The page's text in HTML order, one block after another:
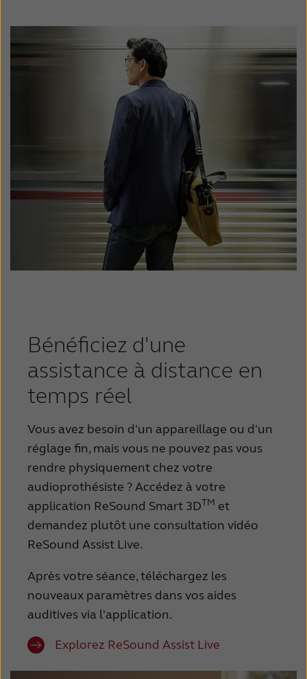
Suisse
Sverige
United Kingdom
United States Österreich
عربي 日本
Bénéficiez d'une
assistance à distance en
temps réel
Vous avez besoin d'un appareillage ou d'un
réglage fin, mais vous ne pouvez pas vous
rendre physiquement chez votre
audioprothésiste ? Accédez à votre
application ReSound Smart 3DTM et
demandez plutôt une consultation vidéo
ReSound Assist Live.
Après votre séance, téléchargez les
nouveaux paramètres dans vos aides
auditives via l'application.
Explorez ReSound Assist Live